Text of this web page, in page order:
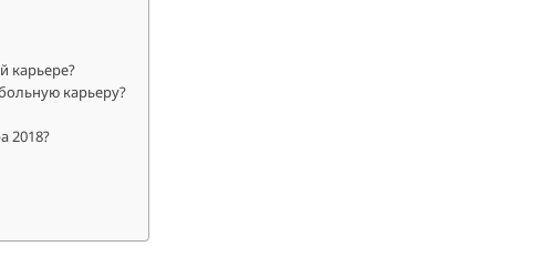
карьере?
карьеру?
2018?